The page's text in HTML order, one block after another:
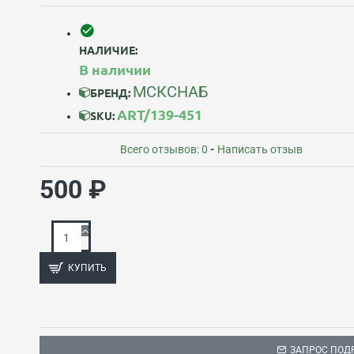
НАЛИЧИЕ:
В наличии
БРЕНД: МСКСНАБ
SKU:ART/139-451
Всего отзывов: 0 - Написать отзыв
500 ₽
КУПИТЬ
ЗАПРОС